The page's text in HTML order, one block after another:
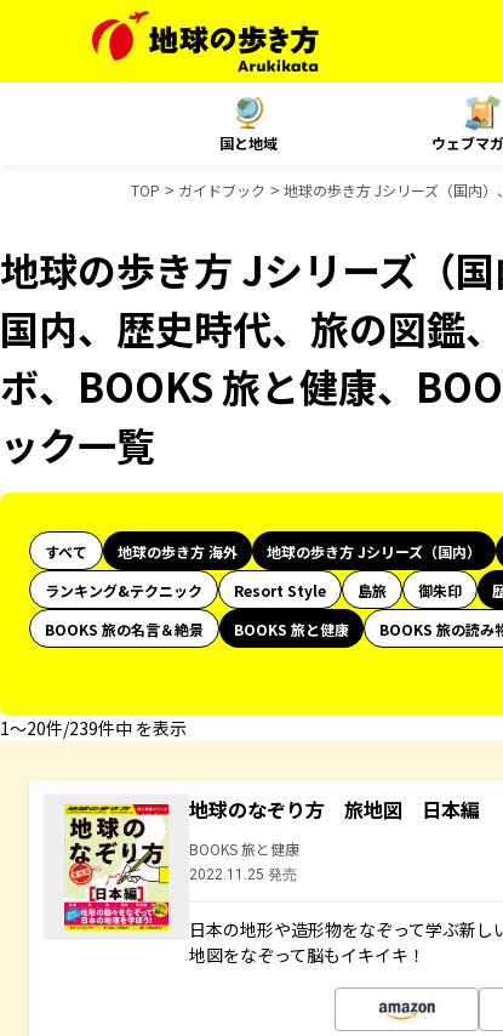
国と地域 ウェブマ
TOP ガイドブック 地球の歩き方 Jシリーズ（国内
地球の歩き方 Jシリーズ（
国内、歴史時代、旅の図鑑
ボ、BOOKS 旅と健康、
ック一覧
すべて 地球の歩き方 海外 地球の歩き方 Jシリーズ（国内）
ランキング&テクニック
Resort Style 島旅 御朱印
BOOKS 旅の名言＆絶景
BOOKS 旅と健康 BOOKS 旅の読み
1〜20件/239件中 を表示
地球のなぞり方 旅地図 日本編
BOOKS 旅と健康
2022.11.25 発売
日本の地形や造形物をなぞって学ぶ新
地図をなぞって脳もイキイキ！